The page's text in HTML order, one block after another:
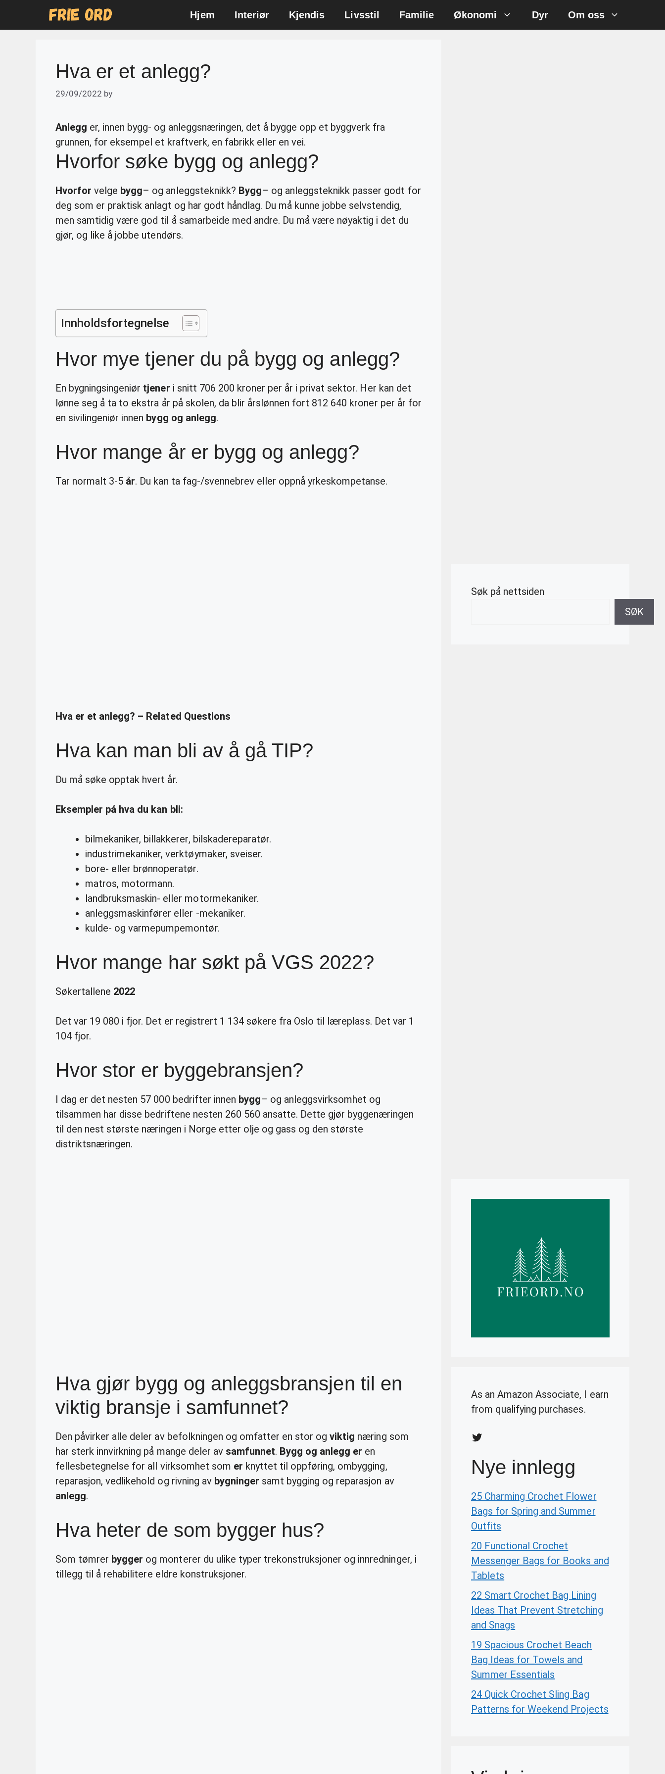
Hjem Interiør Kjendis Livsstil Familie Økonomi Dyr Om oss
Hva er et anlegg?
29/09/2022 by
Anlegg er, innen bygg- og anleggsnæringen, det å bygge opp et byggverk fra
grunnen, for eksempel et kraftverk, en fabrikk eller en vei.
Hvorfor søke bygg og anlegg?
Hvorfor velge bygg– og anleggsteknikk? Bygg– og anleggsteknikk passer godt for
deg som er praktisk anlagt og har godt håndlag. Du må kunne jobbe selvstendig,
men samtidig være god til å samarbeide med andre. Du må være nøyaktig i det du
gjør, og like å jobbe utendørs.
Innholdsfortegnelse
Hvor mye tjener du på bygg og anlegg?
En bygningsingeniør tjener i snitt 706 200 kroner per år i privat sektor. Her kan det
lønne seg å ta to ekstra år på skolen, da blir årslønnen fort 812 640 kroner per år for
en sivilingeniør innen bygg og anlegg.
Hvor mange år er bygg og anlegg?
Tar normalt 3-5 år. Du kan ta fag-/svennebrev eller oppnå yrkeskompetanse.
Hva er et anlegg? – Related Questions
Hva kan man bli av å gå TIP?
Du må søke opptak hvert år.
Eksempler på hva du kan bli:
bilmekaniker, billakkerer, bilskadereparatør.
industrimekaniker, verktøymaker, sveiser.
bore- eller brønnoperatør.
matros, motormann.
landbruksmaskin- eller motormekaniker.
anleggsmaskinfører eller -mekaniker.
kulde- og varmepumpemontør.
Hvor mange har søkt på VGS 2022?
Søkertallene 2022
Det var 19 080 i fjor. Det er registrert 1 134 søkere fra Oslo til læreplass. Det var 1
104 fjor.
Hvor stor er byggebransjen?
I dag er det nesten 57 000 bedrifter innen bygg– og anleggsvirksomhet og
tilsammen har disse bedriftene nesten 260 560 ansatte. Dette gjør byggenæringen
til den nest største næringen i Norge etter olje og gass og den største
distriktsnæringen.
Hva gjør bygg og anleggsbransjen til en
viktig bransje i samfunnet?
Den påvirker alle deler av befolkningen og omfatter en stor ogviktig næring som
har sterk innvirkning på mange deler av samfunnet. Bygg og anlegg er en
fellesbetegnelse for all virksomhet som er knyttet til oppføring, ombygging,
reparasjon, vedlikehold og rivning av bygninger samt bygging og reparasjon av
anlegg.
Hva heter de som bygger hus?
Som tømrer bygger og monterer du ulike typer trekonstruksjoner og innredninger, i
tillegg til å rehabilitere eldre konstruksjoner.
Søk på nettsiden
SØK
As an Amazon Associate, I earn
from qualifying purchases.
Twitter
Nye innlegg
25 Charming Crochet Flower
Bags for Spring and Summer
Outfits
20 Functional Crochet
Messenger Bags for Books and
Tablets
22 Smart Crochet Bag Lining
Ideas That Prevent Stretching
and Snags
19 Spacious Crochet Beach
Bag Ideas for Towels and
Summer Essentials
24 Quick Crochet Sling Bag
Patterns for Weekend Projects